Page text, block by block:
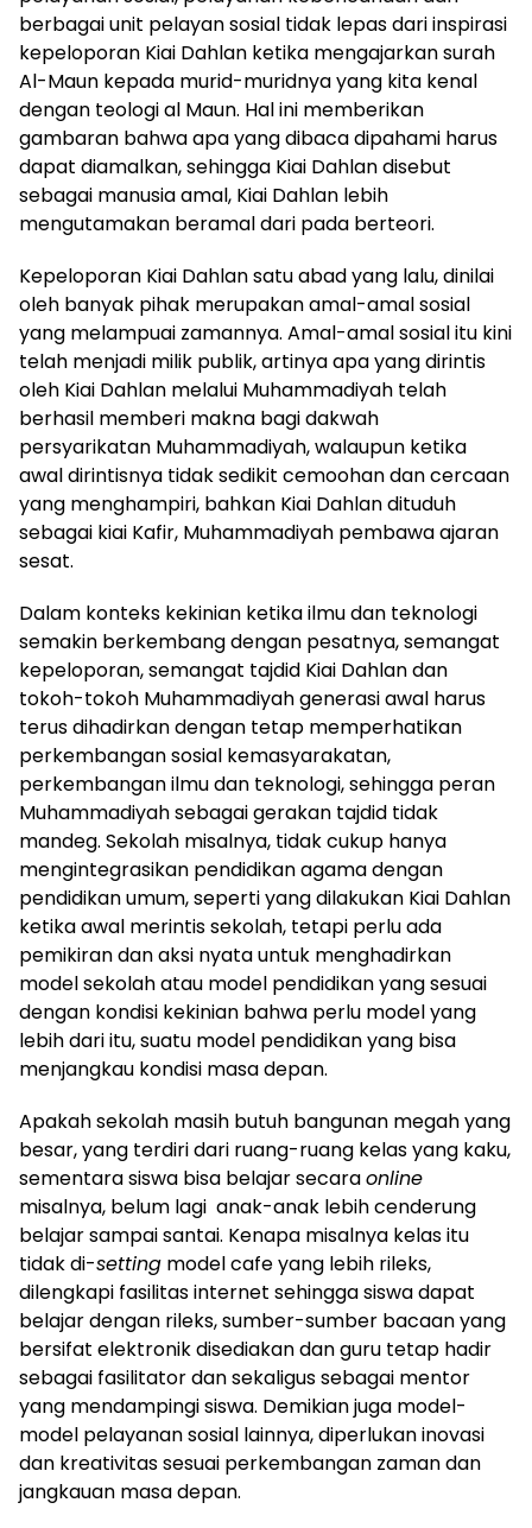
berbagai unit pelayan sosial tidak lepas dari inspirasi
kepeloporan Kiai Dahlan ketika mengajarkan surah
Al-Maun kepada murid-muridnya yang kita kenal
dengan teologi al Maun. Hal ini memberikan
gambaran bahwa apa yang dibaca dipahami harus
dapat diamalkan, sehingga Kiai Dahlan disebut
sebagai manusia amal, Kiai Dahlan lebih
mengutamakan beramal dari pada berteori.
Kepeloporan Kiai Dahlan satu abad yang lalu, dinilai
oleh banyak pihak merupakan amal-amal sosial
yang melampuai zamannya. Amal-amal sosial itu kini
telah menjadi milik publik, artinya apa yang dirintis
oleh Kiai Dahlan melalui Muhammadiyah telah
berhasil memberi makna bagi dakwah
persyarikatan Muhammadiyah, walaupun ketika
awal dirintisnya tidak sedikit cemoohan dan cercaan
yang menghampiri, bahkan Kiai Dahlan dituduh
sebagai kiai Kafir, Muhammadiyah pembawa ajaran
sesat.
Dalam konteks kekinian ketika ilmu dan teknologi
semakin berkembang dengan pesatnya, semangat
kepeloporan, semangat tajdid Kiai Dahlan dan
tokoh-tokoh Muhammadiyah generasi awal harus
terus dihadirkan dengan tetap memperhatikan
perkembangan sosial kemasyarakatan,
perkembangan ilmu dan teknologi, sehingga peran
Muhammadiyah sebagai gerakan tajdid tidak
mandeg. Sekolah misalnya, tidak cukup hanya
mengintegrasikan pendidikan agama dengan
pendidikan umum, seperti yang dilakukan Kiai Dahlan
ketika awal merintis sekolah, tetapi perlu ada
pemikiran dan aksi nyata untuk menghadirkan
model sekolah atau model pendidikan yang sesuai
dengan kondisi kekinian bahwa perlu model yang
lebih dari itu, suatu model pendidikan yang bisa
menjangkau kondisi masa depan.
Apakah sekolah masih butuh bangunan megah yang
besar, yang terdiri dari ruang-ruang kelas yang kaku,
sementara siswa bisa belajar secaraonline
misalnya, belum lagi anak-anak lebih cenderung
belajar sampai santai. Kenapa misalnya kelas itu
tidak di-setting model cafe yang lebih rileks,
dilengkapi fasilitas internet sehingga siswa dapat
belajar dengan rileks, sumber-sumber bacaan yang
bersifat elektronik disediakan dan guru tetap hadir
sebagai fasilitator dan sekaligus sebagai mentor
yang mendampingi siswa. Demikian juga model-
model pelayanan sosial lainnya, diperlukan inovasi
dan kreativitas sesuai perkembangan zaman dan
jangkauan masa depan.